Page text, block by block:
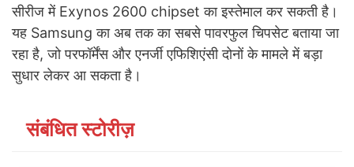
सीरीज में Exynos 2600 chipset का इस्तेमाल कर सकती है।
यह Samsung का अब तक का सबसे पावरफुल चिपसेट बताया जा
रहा है, जो परफॉर्मेंस और एनर्जी एफिशिएंसी दोनों के मामले में बड़ा
सुधार लेकर आ सकता है।
संबंधित स्टोरीज़